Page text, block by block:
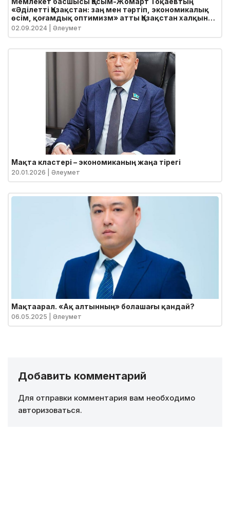
«Әділетті Қазақстан: заң мен тәртіп, экономикалық
өсім, қоғамдық оптимизм» атты Қазақстан халқына
Жолдауы
02.09.2024 | Әлеумет
Мақта кластері – экономиканың жаңа тірегі
20.01.2026 | Әлеумет
Мақтаарал. «Ақ алтынның» болашағы қандай?
06.05.2025 | Әлеумет
Добавить комментарий
Для отправки комментария вам необходимо
авторизоваться.